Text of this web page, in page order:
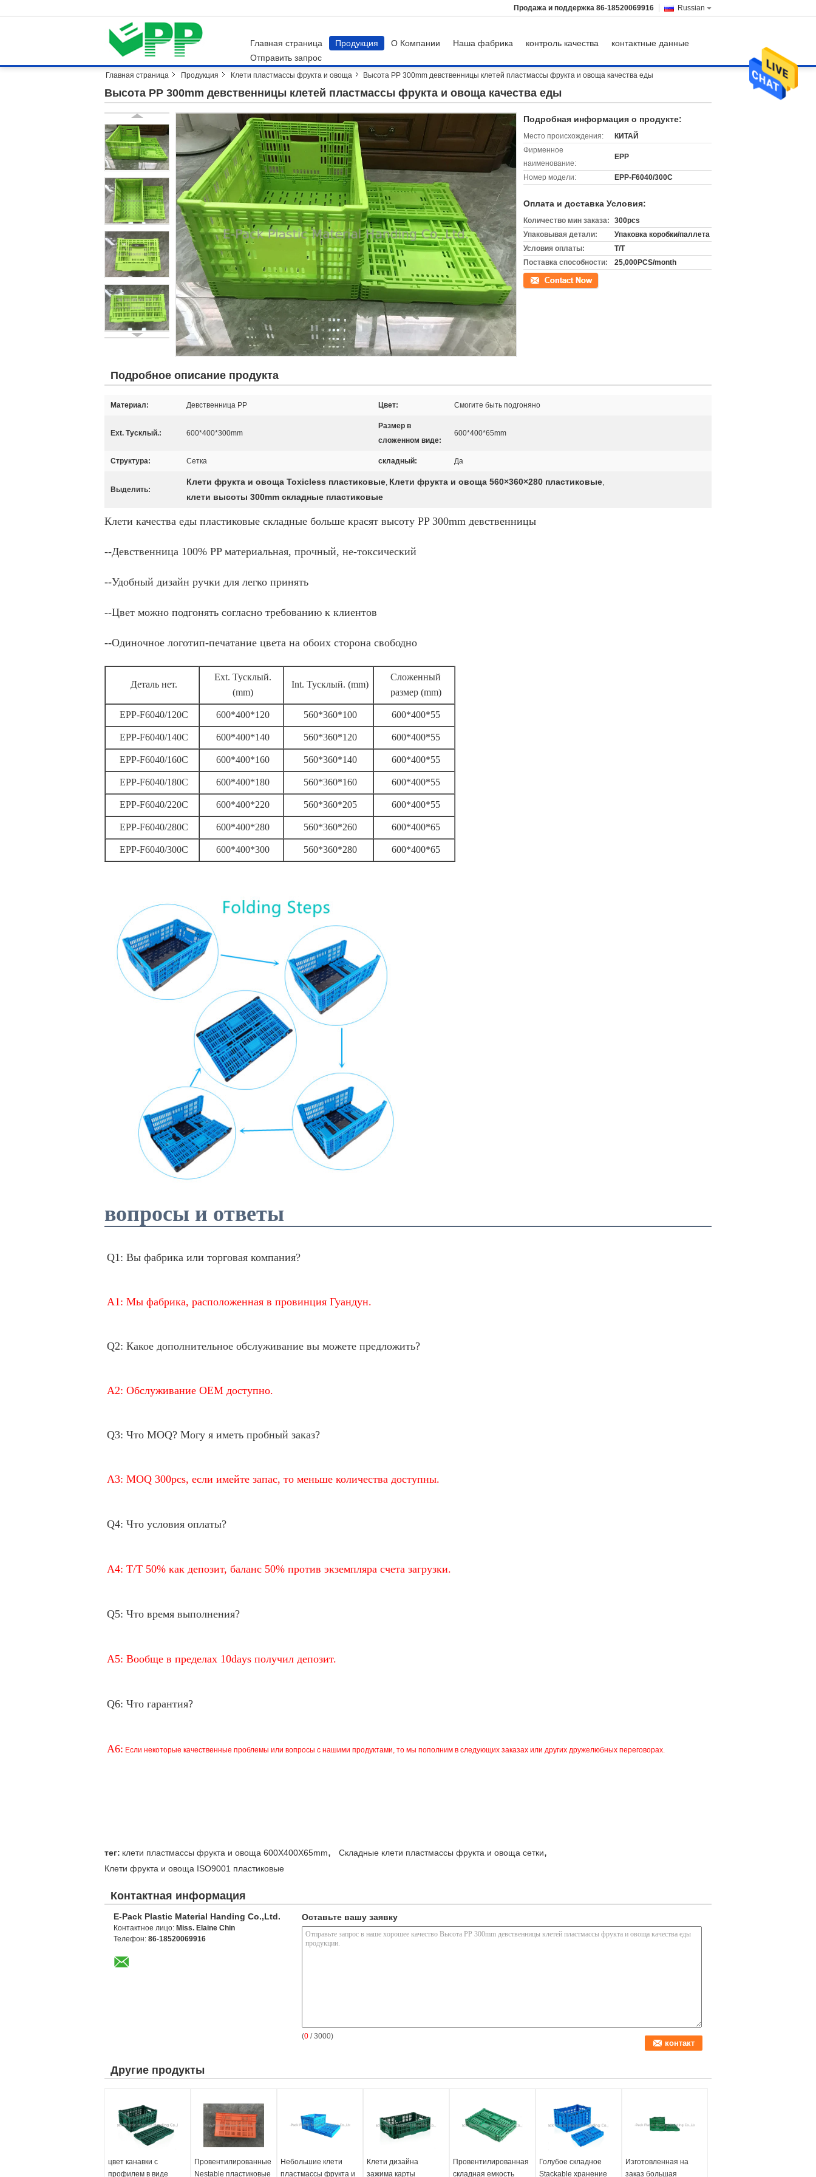
Russian
Продажа и поддержка 86-18520069916
Главная страница Продукция О Компании Наша фабрика контроль качества
контактные данные
Отправить запрос
Главная страница Продукция Клети пластмассы фрукта и овоща Высота PP 300mm девственницы клетей пластмассы фрукта и овоща качества еды
Высота PP 300mm девственницы клетей пластмассы фрукта и овоща качества еды
Подробная информация о продукте:
Место происхождения:
КИТАЙ
Фирменное
наименование:
EPP
Номер модели: EPP-F6040/300C
Оплата и доставка Условия:
Количество мин заказа:
300pcs
Упаковывая детали:
Упаковка коробки/паллета
Условия оплаты:
T/T
Поставка способности:
25,000PCS/month
контакт
Подробное описание продукта
Материал: Девственница PP Цвет: Смогите быть подгоняно
Ext. Тусклый.: 600*400*300mm
Размер в
сложенном виде:
600*400*65mm
Структура: Сетка складный: Да
Выделить:
Клети фрукта и овоща Toxicless пластиковые, Клети фрукта и овоща 560×360×280 пластиковые,
клети высоты 300mm складные пластиковые
Клети качества еды пластиковые складные больше красят высоту PP 300mm девственницы
--Девственница 100% PP материальная, прочный, не-токсический
--Удобный дизайн ручки для легко принять
--Цвет можно подгонять согласно требованию к клиентов
--Одиночное логотип-печатание цвета на обоих сторона свободно
Деталь нет.
Ext. Тусклый.
(mm)
Int. Тусклый. (mm)
Сложенный
размер (mm)
EPP-F6040/120C 600*400*120 560*360*100 600*400*55
EPP-F6040/140C 600*400*140 560*360*120 600*400*55
EPP-F6040/160C 600*400*160 560*360*140 600*400*55
EPP-F6040/180C 600*400*180 560*360*160 600*400*55
EPP-F6040/220C 600*400*220 560*360*205 600*400*55
EPP-F6040/280C 600*400*280 560*360*260 600*400*65
EPP-F6040/300C 600*400*300 560*360*280 600*400*65
вопросы и ответы
Q1: Вы фабрика или торговая компания?
A1: Мы фабрика, расположенная в провинция Гуандун.
Q2: Какое дополнительное обслуживание вы можете предложить?
A2: Обслуживание OEM доступно.
Q3: Что MOQ? Могу я иметь пробный заказ?
A3: MOQ 300pcs, если имейте запас, то меньше количества доступны.
Q4: Что условия оплаты?
A4: T/T 50% как депозит, баланс 50% против экземпляра счета загрузки.
Q5: Что время выполнения?
A5: Вообще в пределах 10days получил депозит.
Q6: Что гарантия?
A6: Если некоторые качественные проблемы или вопросы с нашими продуктами, то мы пополним в следующих заказах или других дружелюбных переговорах.
тег: клети пластмассы фрукта и овоща 600X400X65mm, Складные клети пластмассы фрукта и овоща сетки,
Клети фрукта и овоща ISO9001 пластиковые
Контактная информация
E-Pack Plastic Material Handing Co.,Ltd.
Контактное лицо: Miss. Elaine Chin
Телефон: 86-18520069916
Оставьте вашу заявку
(0 / 3000)
Другие продукты
цвет канавки с
профилем в виде
Провентилированные
Nestable пластиковые
Небольшие клети
пластмассы фрукта и
Клети дизайна
зажима карты
Провентилированная
складная емкость
Голубое складное
Stackable хранение
Изготовленная на
заказ большая